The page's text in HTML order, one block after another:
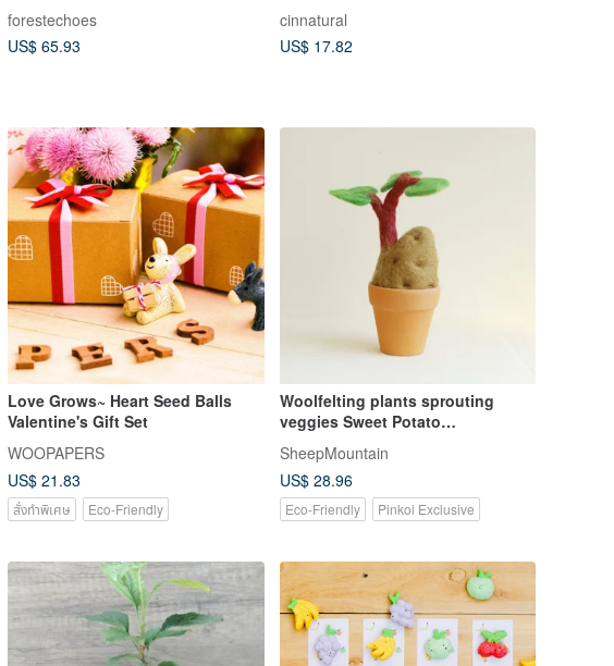
forestechoes
US$ 65.93
cinnatural
US$ 17.82
Love Grows~ Heart Seed Balls
Valentine's Gift Set
WOOPAPERS
US$ 21.83
สั่งทำพิเศษ Eco-Friendly
Woolfelting plants sprouting
veggies Sweet Potato
SheepMountain
US$ 28.96
Eco-Friendly Pinkoi Exclusive